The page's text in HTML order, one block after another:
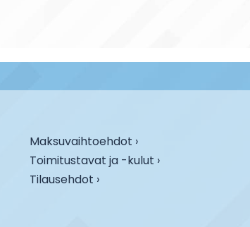
Maksuvaihtoehdot ›
Toimitustavat ja -kulut ›
Tilausehdot ›